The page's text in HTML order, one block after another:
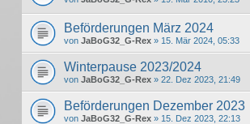
Beförderungen März 2024
von JaBoG32_G-Rex » 15. Mär 2024, 05:33
Winterpause 2023/2024
von JaBoG32_G-Rex » 22. Dez 2023, 21:49
Beförderungen Dezember 2023
von JaBoG32_G-Rex » 15. Dez 2023, 22:13